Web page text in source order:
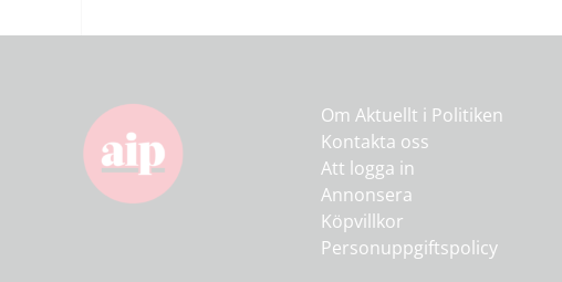
Om Aktuellt i Politiken
Kontakta oss
Att logga in
Annonsera
Köpvillkor
Personuppgiftspolicy